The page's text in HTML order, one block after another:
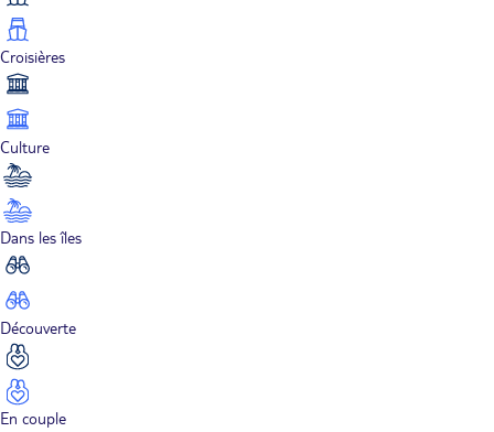
Croisières
Culture
Dans les îles
Découverte
En couple